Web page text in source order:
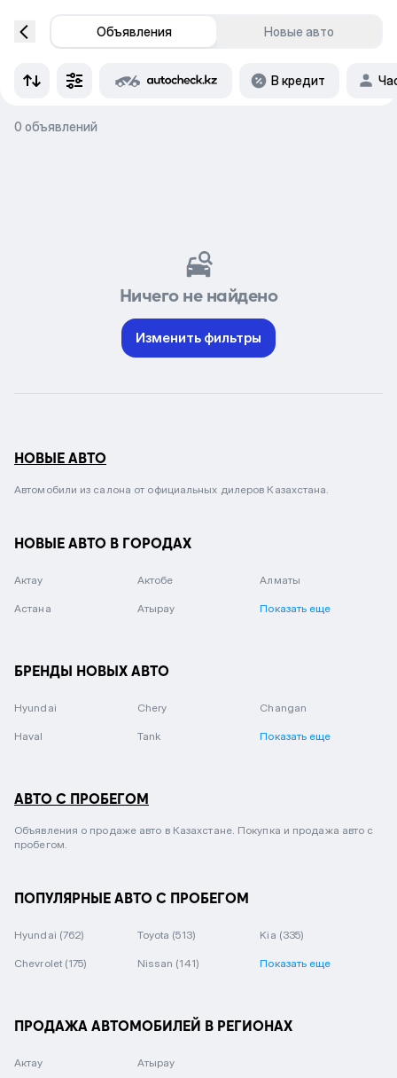
Объявления Новые авто
В кредит
0 объявлений
Ничего не найдено
Изменить фильтры
НОВЫЕ АВТО
Автомобили из салона от официальных дилеров Казахстана.
НОВЫЕ АВТО В ГОРОДАХ
Актау Актобе Алматы
Астана Атырау Показать еще
БРЕНДЫ НОВЫХ АВТО
Hyundai Chery Changan
Haval Tank Показать еще
АВТО С ПРОБЕГОМ
Объявления о продаже авто в Казахстане. Покупка и продажа авто с
пробегом.
ПОПУЛЯРНЫЕ АВТО С ПРОБЕГОМ
Hyundai (762) Toyota (513) Kia (335)
Chevrolet (175) Nissan (141) Показать еще
ПРОДАЖА АВТОМОБИЛЕЙ В РЕГИОНАХ
Актау Атырау